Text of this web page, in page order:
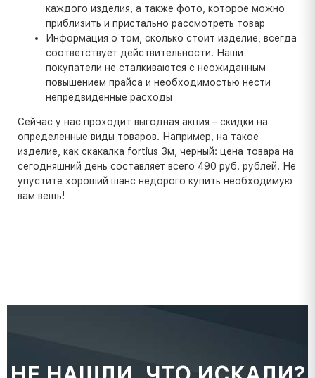
каждого изделия, а также фото, которое можно
приблизить и пристально рассмотреть товар
Информация о том, сколько стоит изделие, всегда
соответствует действительности. Наши
покупатели не сталкиваются с неожиданным
повышением прайса и необходимостью нести
непредвиденные расходы
Сейчас у нас проходит выгодная акция – скидки на
определенные виды товаров. Например, на такое
изделие, как скакалка fortius 3м, черный: цена товара на
сегодняшний день составляет всего 490 руб. рублей. Не
упустите хороший шанс недорого купить необходимую
вам вещь!